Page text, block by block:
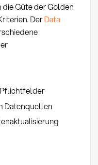
Güte der Golden
DerData
Datenquellen